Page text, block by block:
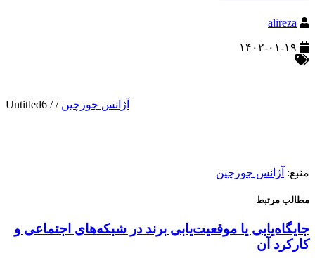
alireza
آژانس جورچین /
/
Untitled6
منبع: آژانس جورچین
مطالب مرتبط
جایگاه‌یابی یا موقعیت‌یابی برند در شبکه‌های اجتماعی و
کارکرد آن